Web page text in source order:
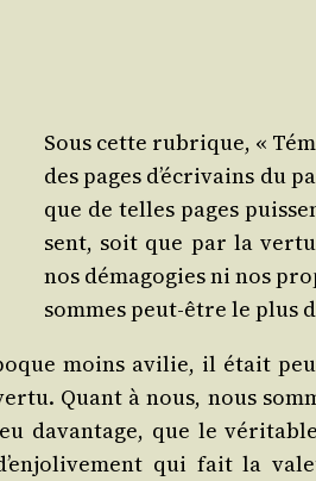
Sous cette rubrique, «
des pages d’écrivains du
que de telles pages
sent, soit que par la
nos déma­go­gies ni nos
sommes peut-être le plus
moins avi­lie, il était
Quant à nous, nous
davan­tage, que le
qui fait la